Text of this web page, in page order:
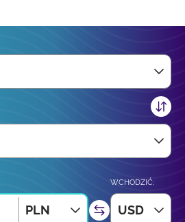
PLN
WCHODZIĆ:
USD